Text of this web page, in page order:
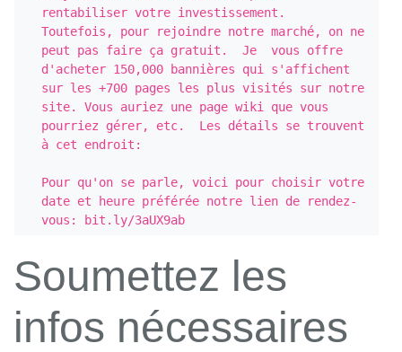
rentabiliser votre investissement.
Toutefois, pour rejoindre notre marché, on ne
peut pas faire ça gratuit.  Je  vous offre
d'acheter 150,000 bannières qui s'affichent
sur les +700 pages les plus visités sur notre
site. Vous auriez une page wiki que vous
pourriez gérer, etc.  Les détails se trouvent
à cet endroit:
Pour qu'on se parle, voici pour choisir votre
date et heure préférée notre lien de rendez-
vous: bit.ly/3aUX9ab
Soumettez les
infos nécessaires